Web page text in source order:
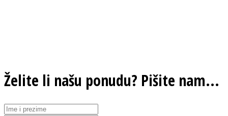
Želite li našu ponudu? Pišite nam...